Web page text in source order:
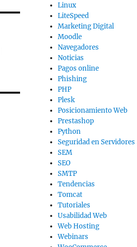
Linux
LiteSpeed
Marketing Digital
Moodle
Navegadores
Noticias
Pagos online
Phishing
PHP
Plesk
Posicionamiento Web
Prestashop
Python
Seguridad en Servidores
SEM
SEO
SMTP
Tendencias
Tomcat
Tutoriales
Usabilidad Web
Web Hosting
Webinars